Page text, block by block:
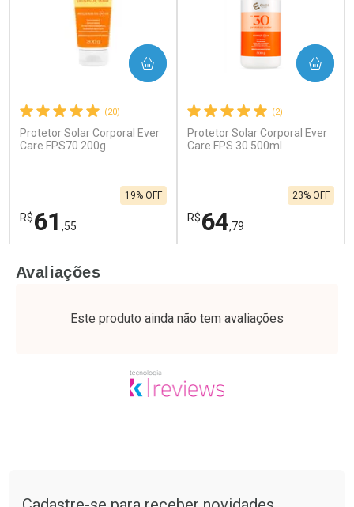
(20)
Protetor Solar Corporal Ever
Care FPS70 200g
R$61 ,55
19% OFF
COMPRAR
Laboratório
Por Menos
(2)
Protetor Solar Corporal Ever
Care FPS 30 500ml
R$64,79
23% OFF
COMPRAR
Laboratório
Por Menos
Avaliações
Este produto ainda não tem avaliações